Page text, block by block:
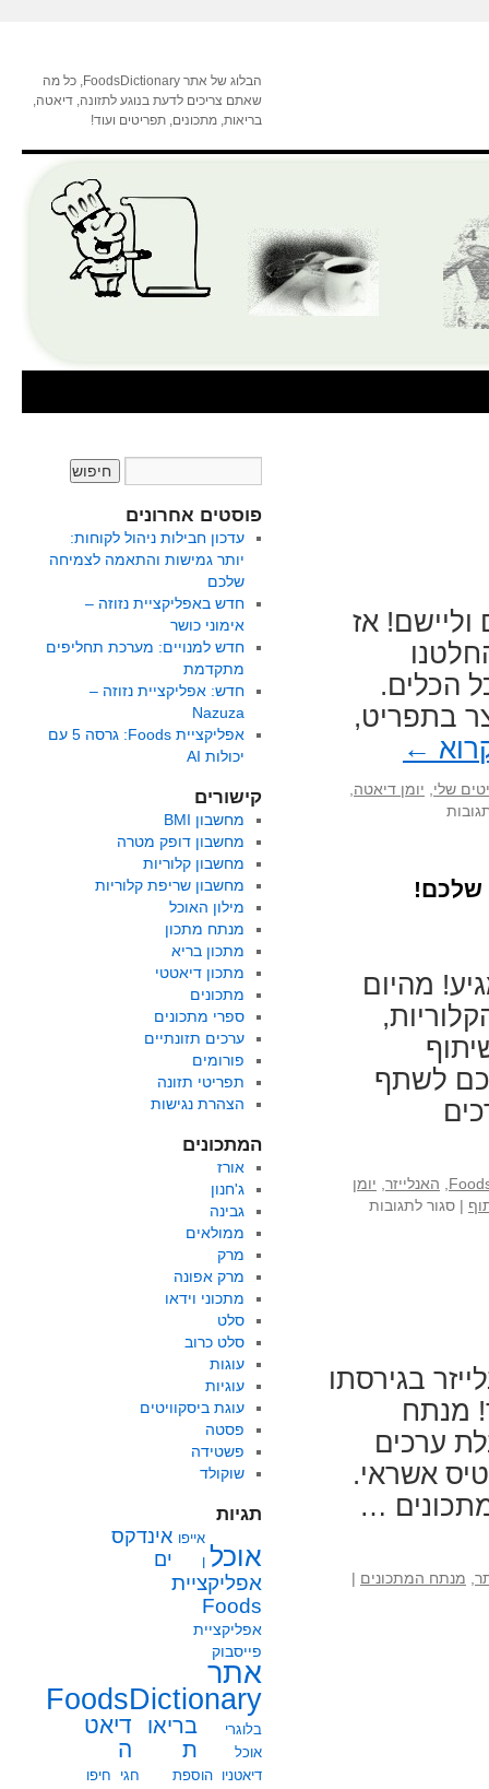
הבלוג של אתר FoodsDictionary, כל מה
שאתם צריכים לדעת בנוגע לתזונה, דיאטה,
בריאות, מתכונים, תפריטים ועוד!
אז
הכלים.
בתפריט,
←
שלי יומן דיאטה
על
כמות
שלכם!
מהיום
לשתף
האנלייזר יומן
| סגור לתגובותעל
שלכם!
בגירסתו
מנתח
ערכים
בכרטיס אשראי.
…
מנתח המתכונים |
פוסטים אחרונים
עדכון חבילות ניהול לקוחות:
יותר גמישות והתאמה לצמיחה
שלכם
חדש באפליקציית נזוזה –
אימוני כושר
חדש למנויים: מערכת תחליפים
מתקדמת
חדש: אפליקציית נזוזה –
Nazuza
אפליקציית Foods: גרסה 5 עם
יכולות AI
קישורים
מחשבון BMI
מחשבון דופק מטרה
מחשבון קלוריות
מחשבון שריפת קלוריות
מילון האוכל
מנתח מתכון
מתכון בריא
מתכון דיאטטי
מתכונים
ספרי מתכונים
ערכים תזונתיים
פורומים
תפריטי תזונה
הצהרת נגישות
המתכונים
אורז
ג'חנון
גבינה
ממולאים
מרק
מרק אפונה
מתכוני וידאו
סלט
סלט כרוב
עוגות
עוגיות
עוגת ביסקוויטים
פסטה
פשטידה
שוקולד
תגיות
אוכל
אייפו
ן
אינדקס
ים
אפליקציית
Foods
אפליקציית
פייסבוק
אתר
FoodsDictionary
בלוגרי
אוכל
בריאו
ת
דיאט
ה
דיאטניו הוספת
חגי
חיפו